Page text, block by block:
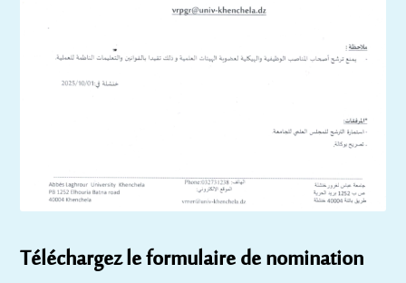
Téléchargez le formulaire de nomination